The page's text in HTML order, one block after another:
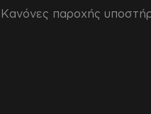
Κανόνες παροχής